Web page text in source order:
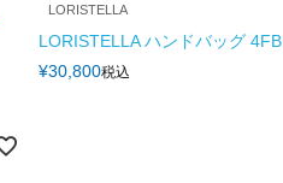
LORISTELLA
LORISTELLA ハンドバッグ 4FB
¥30,800税込